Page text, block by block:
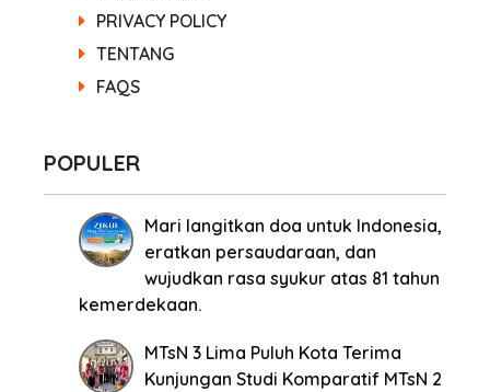
PRIVACY POLICY
TENTANG
FAQS
POPULER
Mari langitkan doa untuk Indonesia,
eratkan persaudaraan, dan
wujudkan rasa syukur atas 81 tahun
kemerdekaan.
MTsN 3 Lima Puluh Kota Terima
Kunjungan Studi Komparatif MTsN 2